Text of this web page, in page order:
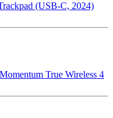
(USB-C, 2024)
True Wireless 4